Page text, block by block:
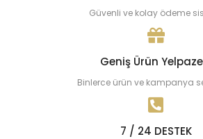
Güvenli ve kolay ödeme
Geniş Ürün
Binlerce ürün ve kampanya
7 / 24 DESTEK